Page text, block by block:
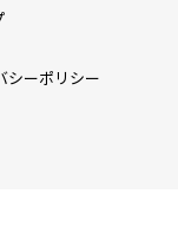
シーポリシー